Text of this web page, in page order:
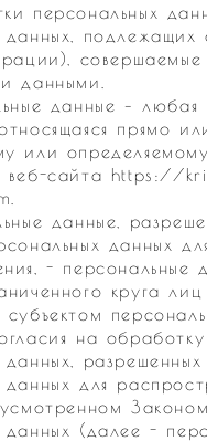
персональных
данных, подлежащих
совершаемые
данными.
данные – любая
прямо
или определяемому
веб-сайта https://
данные,
данных для
- персональные
круга
субъектом
на обработку
данных, разрешенных
данных для
данных (далее -